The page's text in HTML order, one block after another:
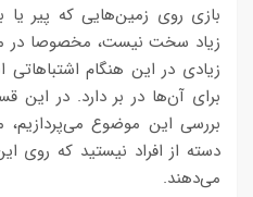
بازی روی زمین‌هایی که پیر یا
زیاد سخت نیست، مخصوصا در
زیادی در این هنگام
برای آن‌ها در بر دارد. در این
بررسی این موضوع
دسته از افراد نیستید که روی
می‌دهند.